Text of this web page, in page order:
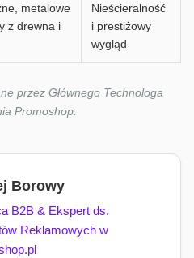
metalowe
z drewna i
Nieścieralność
i prestiżowy
wygląd
przez Głównego Technologa
Promoshop.
Borowy
B2B & Ekspert ds.
Reklamowych w